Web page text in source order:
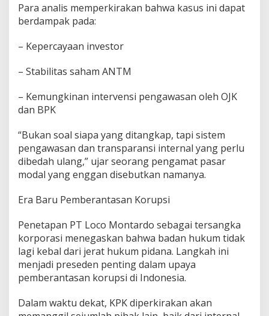
Para analis memperkirakan bahwa kasus ini dapat
berdampak pada:
– Kepercayaan investor
– Stabilitas saham ANTM
– Kemungkinan intervensi pengawasan oleh OJK
dan BPK
“Bukan soal siapa yang ditangkap, tapi sistem
pengawasan dan transparansi internal yang perlu
dibedah ulang,” ujar seorang pengamat pasar
modal yang enggan disebutkan namanya.
Era Baru Pemberantasan Korupsi
Penetapan PT Loco Montardo sebagai tersangka
korporasi menegaskan bahwa badan hukum tidak
lagi kebal dari jerat hukum pidana. Langkah ini
menjadi preseden penting dalam upaya
pemberantasan korupsi di Indonesia.
Dalam waktu dekat, KPK diperkirakan akan